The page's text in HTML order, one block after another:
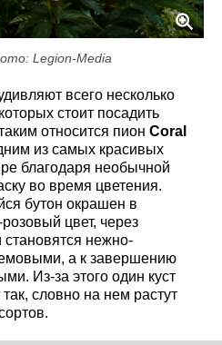
Legion-Media
всего несколько
стоит посадить
относится пион Coral
из самых красивых
благодаря необычной
во время цветения.
бутон окрашен в
цвет, через
становятся нежно-
а к завершению
Из-за этого один куст
словно на нем растут